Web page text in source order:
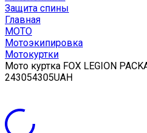
Защита спины
Главная
МОТО
Мотоэкипировка
Мотокуртки
Мото куртка FOX LEGION
243054305UAH